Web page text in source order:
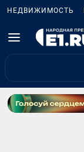
НЕДВИЖИМОСТЬ